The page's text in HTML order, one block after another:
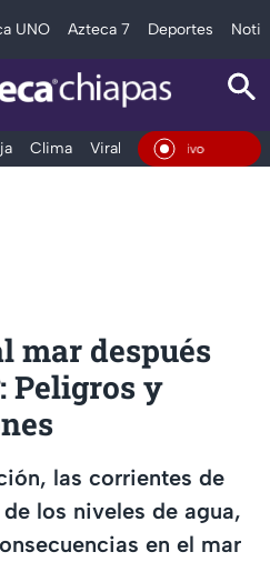
UNO Azteca 7 Deportes
Clima Viral y Tendencia En
mar después
Peligros y
las corrientes de
los niveles de agua,
en el mar